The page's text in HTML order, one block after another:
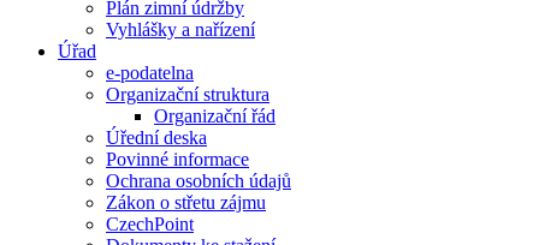
Plán zimní údržby
Vyhlášky a nařízení
Úřad
e-podatelna
Organizační struktura
Organizační řád
Úřední deska
Povinné informace
Ochrana osobních údajů
Zákon o střetu zájmu
CzechPoint